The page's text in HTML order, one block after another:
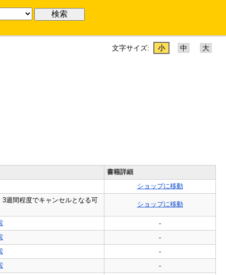
文字サイズ: 小 中 大
書籍詳細
ショップに移動
週間程度でキャンセルとなる可
ショップに移動
-
-
-
-